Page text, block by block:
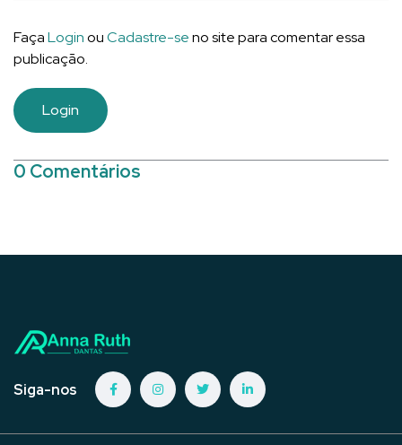
FaçaLoginouCadastre-seno site para comentar essa
publicação.
Login
0 Comentários
Siga-nos